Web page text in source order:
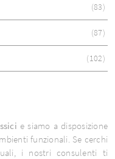
83
87
102
e siamo a disposizione
funzionali. Se cerchi
i nostri consulenti ti